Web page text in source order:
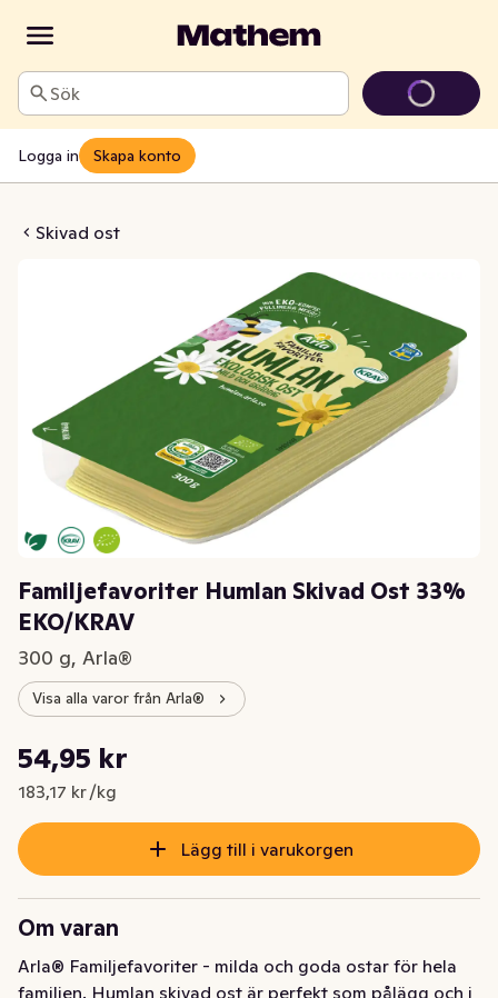
Sök
Logga in Skapa konto
Skivad ost
Ost 33% EKO/KRAV
Familjefavoriter Humlan Skivad Ost 33%
EKO/KRAV
300 g, Arla®
Visa alla varor från Arla®
Nuvarande pris är: 54,95 kr
54,95 kr
183,17 kr /kg
Styckpris: 183,17 kr /kg
Lägg till i varukorgen
Om varan
Arla® Familjefavoriter - milda och goda ostar för hela
familjen. Humlan skivad ost är perfekt som pålägg och i